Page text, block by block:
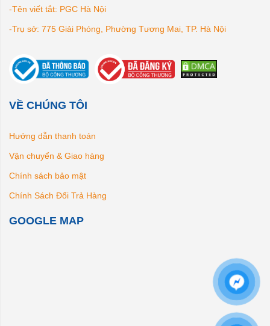
-Tên viết tắt: PGC Hà Nội
-Trụ sở: 775 Giải Phóng, Phường Tương Mai, TP. Hà Nội
VỀ CHÚNG TÔI
Hướng dẫn thanh toán
Vận chuyển & Giao hàng
Chính sách bảo mật
Chính Sách Đổi Trả Hàng
GOOGLE MAP